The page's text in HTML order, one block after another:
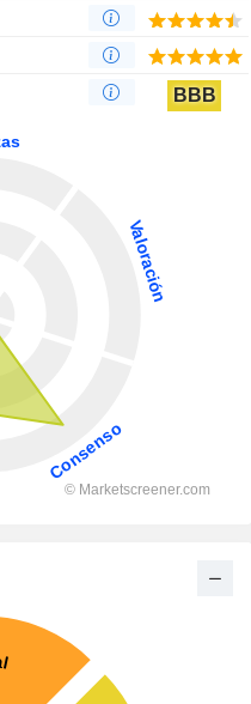
BBB